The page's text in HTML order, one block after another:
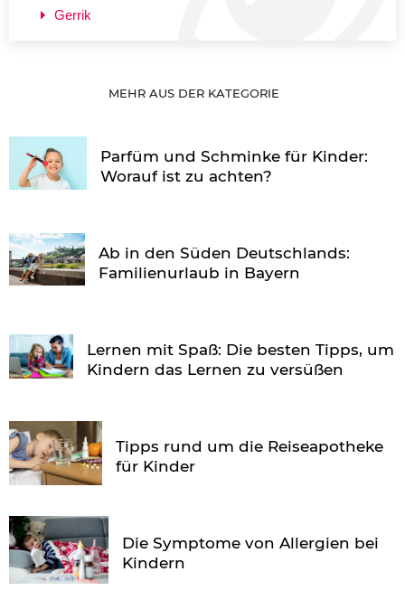
Gerrik
MEHR AUS DER KATEGORIE
Parfüm und Schminke für Kinder:
Worauf ist zu achten?
Ab in den Süden Deutschlands:
Familienurlaub in Bayern
Lernen mit Spaß: Die besten Tipps, um
Kindern das Lernen zu versüßen
Tipps rund um die Reiseapotheke
für Kinder
Die Symptome von Allergien bei
Kindern